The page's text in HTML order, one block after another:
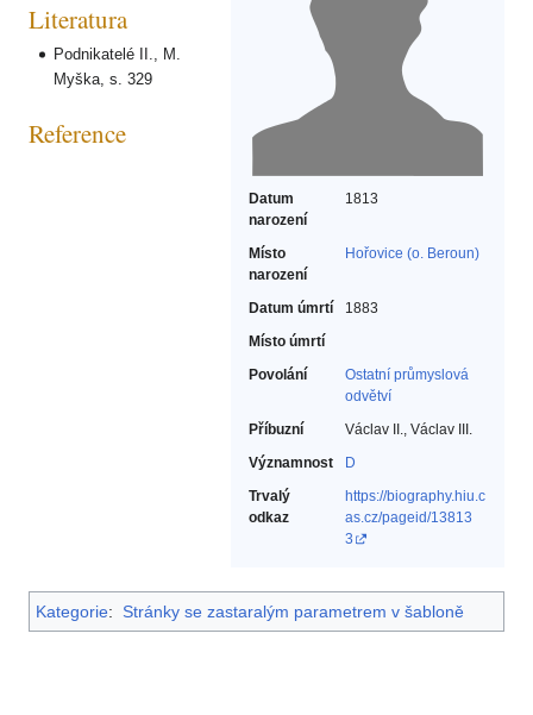
Datum
narození
1813
Místo
narození
Hořovice (o. Beroun)
Datum úmrtí
1883
Místo úmrtí
Povolání
Ostatní průmyslová
odvětví‎
Příbuzní
Václav II., Václav III.
Významnost
D
Trvalý
odkaz
https://biography.hiu.c
as.cz/pageid/13813
3
Literatura
Podnikatelé II., M.
Myška, s. 329
Reference
Kategorie: Stránky se zastaralým parametrem v šabloně